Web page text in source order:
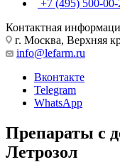
+7 (495) 500-00-
Контактная
г. Москва, Верхняя
info@lefarm.ru
Вконтакте
Telegram
WhatsApp
Препараты с
Летрозол